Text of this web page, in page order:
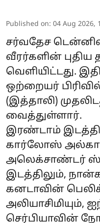
Published on: 04 Aug 2026,
சர்வதேச
வீரர்களின் புதிய
வெளியிட்டது.
ஒற்றையர்
(இத்தாலி)
வைத்துள்ளார்.
இரண்டாம்
கார்லோஸ்
அலெக்சாண்டர்
இடத்திலும்,
கனடாவின்
அலியாசிமியும்,
செர்பியாவின்